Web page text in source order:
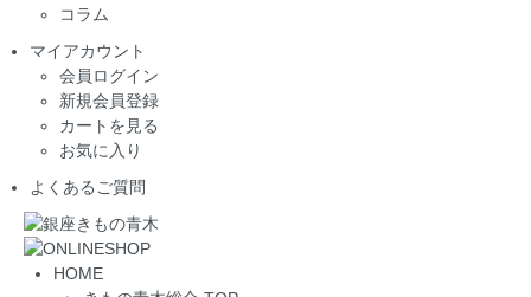
コラム
マイアカウント
会員ログイン
新規会員登録
カートを見る
お気に入り
よくあるご質問
HOME